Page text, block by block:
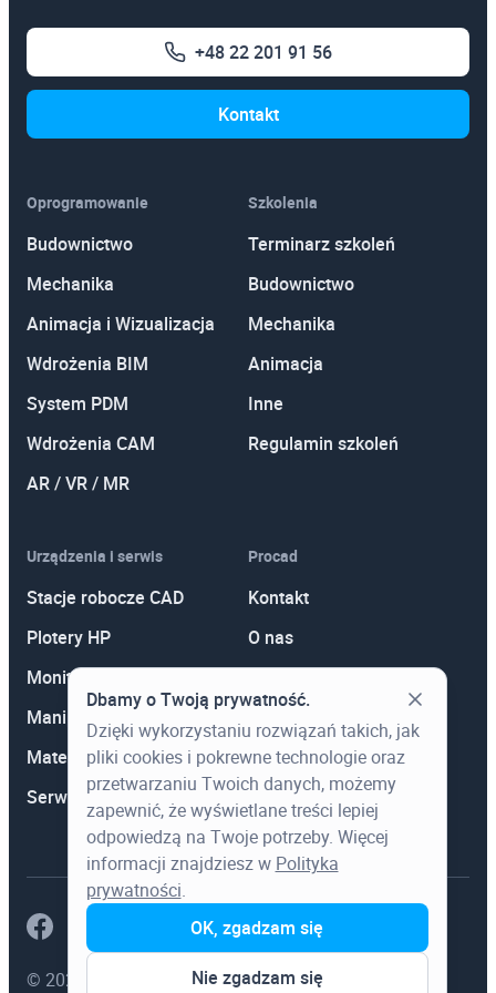
Autodesk Revit Architecture
+48 22 201 91 56
Kontakt
Oprogramowanie
Budownictwo
Mechanika
Animacja i Wizualizacja
Wdrożenia BIM
System PDM
Wdrożenia CAM
AR / VR / MR
Szkolenia
Terminarz szkoleń
Budownictwo
Mechanika
Animacja
Inne
Regulamin szkoleń
Urządzenia i serwis
Stacje robocze CAD
Plotery HP
Monitory
Manipulatory 3D
Materiały eksploatacyjne
Serwis
Procad
Kontakt
O nas
Aktualności
Wiedza
© 2023 Procad. Wszystkie prawa zastrzeżone.
Dbamy o Twoją prywatność.
Dzięki wykorzystaniu rozwiązań takich, jak
pliki cookies i pokrewne technologie oraz
przetwarzaniu Twoich danych, możemy
zapewnić, że wyświetlane treści lepiej
odpowiedzą na Twoje potrzeby. Więcej
informacji znajdziesz w Polityka
prywatności.
Nie zgadzam się
OK, zgadzam się